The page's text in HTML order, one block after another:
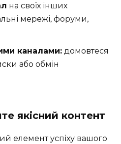
на своїх інших
мережі, форуми,
каналами: домовтеся
або обмін
якісний контент
елемент успіху вашого